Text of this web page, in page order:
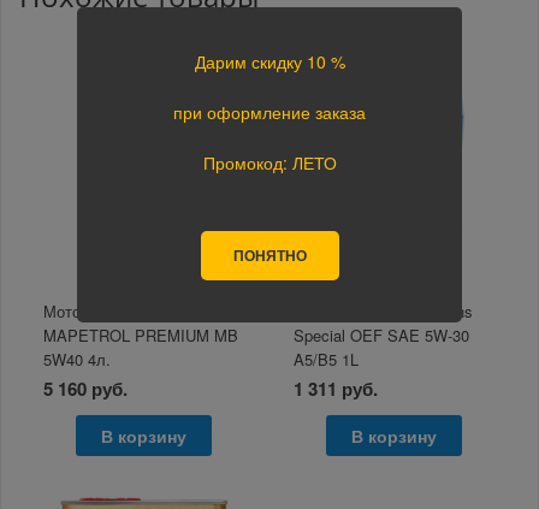
Моторное масло
MAPETROL PREMIUM MB
5W40 4л.
5 160 руб.
В корзину
Моторное масло Havens
Special OEF SAE 5W-30
A5/B5 1L
1 311 руб.
В корзину
Дарим скидку 10 %
при оформление заказа
Промокод: ЛЕТО
ПОНЯТНО